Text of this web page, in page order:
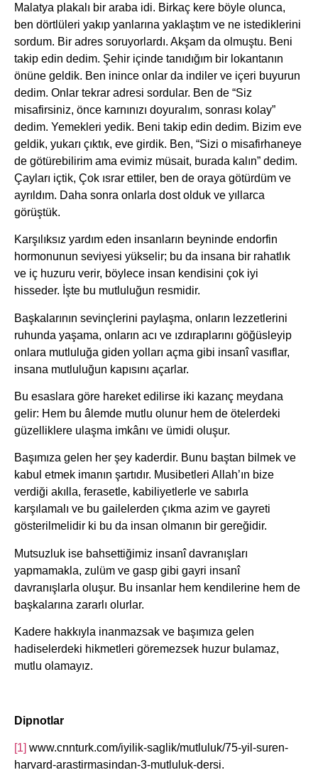
Malatya plakalı bir araba idi. Birkaç kere böyle olunca,
ben dörtlüleri yakıp yanlarına yaklaştım ve ne istediklerini
sordum. Bir adres soruyorlardı. Akşam da olmuştu. Beni
takip edin dedim. Şehir içinde tanıdığım bir lokantanın
önüne geldik. Ben inince onlar da indiler ve içeri buyurun
dedim. Onlar tekrar adresi sordular. Ben de “Siz
misafirsiniz, önce karnınızı doyuralım, sonrası kolay”
dedim. Yemekleri yedik. Beni takip edin dedim. Bizim eve
geldik, yukarı çıktık, eve girdik. Ben, “Sizi o misafirhaneye
de götürebilirim ama evimiz müsait, burada kalın” dedim.
Çayları içtik, Çok ısrar ettiler, ben de oraya götürdüm ve
ayrıldım. Daha sonra onlarla dost olduk ve yıllarca
görüştük.
Karşılıksız yardım eden insanların beyninde endorfin
hormonunun seviyesi yükselir; bu da insana bir rahatlık
ve iç huzuru verir, böylece insan kendisini çok iyi
hisseder. İşte bu mutluluğun resmidir.
Başkalarının sevinçlerini paylaşma, onların lezzetlerini
ruhunda yaşama, onların acı ve ızdıraplarını göğüsleyip
onlara mutluluğa giden yolları açma gibi insanî vasıflar,
insana mutluluğun kapısını açarlar.
Bu esaslara göre hareket edilirse iki kazanç meydana
gelir: Hem bu âlemde mutlu olunur hem de ötelerdeki
güzelliklere ulaşma imkânı ve ümidi oluşur.
Başımıza gelen her şey kaderdir. Bunu baştan bilmek ve
kabul etmek imanın şartıdır. Musibetleri Allah’ın bize
verdiği akılla, ferasetle, kabiliyetlerle ve sabırla
karşılamalı ve bu gailelerden çıkma azim ve gayreti
gösterilmelidir ki bu da insan olmanın bir gereğidir.
Mutsuzluk ise bahsettiğimiz insanî davranışları
yapmamakla, zulüm ve gasp gibi gayri insanî
davranışlarla oluşur. Bu insanlar hem kendilerine hem de
başkalarına zararlı olurlar.
Kadere hakkıyla inanmazsak ve başımıza gelen
hadiselerdeki hikmetleri göremezsek huzur bulamaz,
mutlu olamayız.
Dipnotlar
[1] www.cnnturk.com/iyilik-saglik/mutluluk/75-yil-suren-
harvard-arastirmasindan-3-mutluluk-dersi.